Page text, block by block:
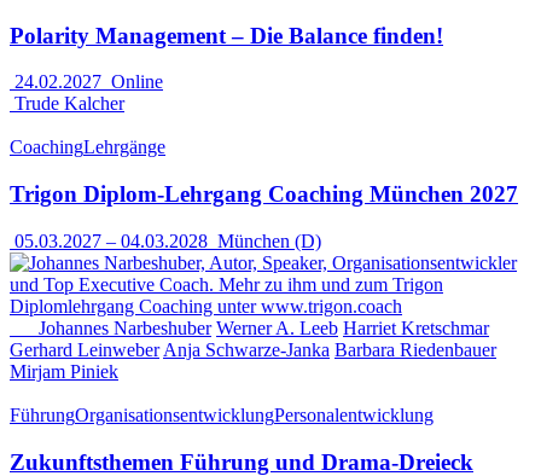
Polarity Management – Die Balance finden!
24.02.2027 Online
Trude Kalcher
CoachingLehrgänge
Trigon Diplom-Lehrgang Coaching München 2027
05.03.2027 – 04.03.2028 München (D)
Johannes Narbeshuber Werner A. Leeb Harriet Kretschmar
Gerhard Leinweber Anja Schwarze-Janka Barbara Riedenbauer
Mirjam Piniek
FührungOrganisationsentwicklungPersonalentwicklung
Zukunftsthemen Führung und Drama-Dreieck